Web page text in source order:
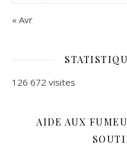
« Avr
126 672 visites
AIDE AUX